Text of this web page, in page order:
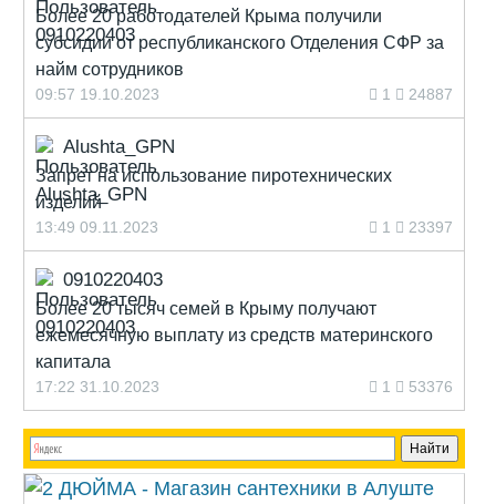
Более 20 работодателей Крыма получили
субсидии от республиканского Отделения СФР за
найм сотрудников
09:57 19.10.2023 1 24887
Alushta_GPN
Запрет на использование пиротехнических
изделий
13:49 09.11.2023 1 23397
0910220403
Более 20 тысяч семей в Крыму получают
ежемесячную выплату из средств материнского
капитала
17:22 31.10.2023 1 53376